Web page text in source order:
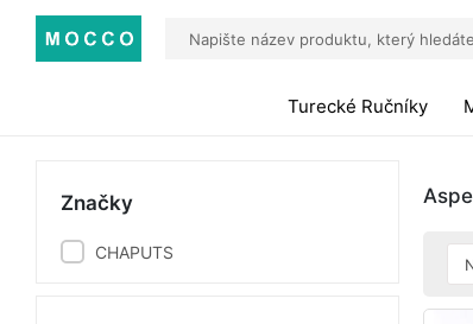
Turecké Ručníky
Značky
CHAPUTS